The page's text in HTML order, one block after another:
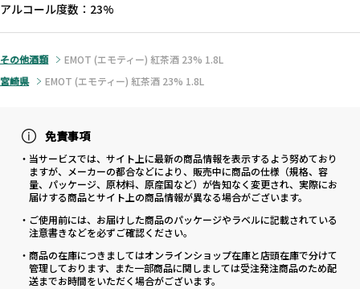
アルコール度数：23%
その他酒類
EMOT (エモティー) 紅茶酒 23% 1.8L
宮崎県
EMOT (エモティー) 紅茶酒 23% 1.8L
免責事項
・当サービスでは、サイト上に最新の商品情報を表示するよう努めており
ますが、メーカーの都合などにより、販売中に商品の仕様（規格、容
量、パッケージ、原材料、原産国など）が告知なく変更され、実際にお
届けする商品とサイト上の商品情報が異なる場合がございます。
・ご使用前には、お届けした商品のパッケージやラベルに記載されている
注意書きなどを必ずご確認ください。
・商品の在庫につきましてはオンラインショップ在庫と店頭在庫で分けて
管理しております、また一部商品に関しましては受注発注商品のため配
送までお時間をいただく場合がございます。